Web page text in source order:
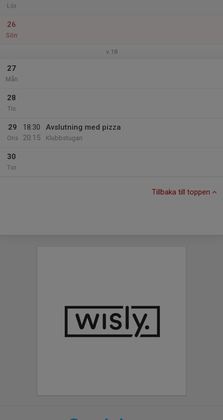
Lör
26
Sön
v.18
27
Mån
28
Tis
29
Ons
18:30
20:15
Avslutning med pizza
Klubbstugan
30
Tor
Tillbaka till toppen